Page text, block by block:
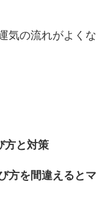
気の流れがよくな
方と対策
方を間違えるとマ